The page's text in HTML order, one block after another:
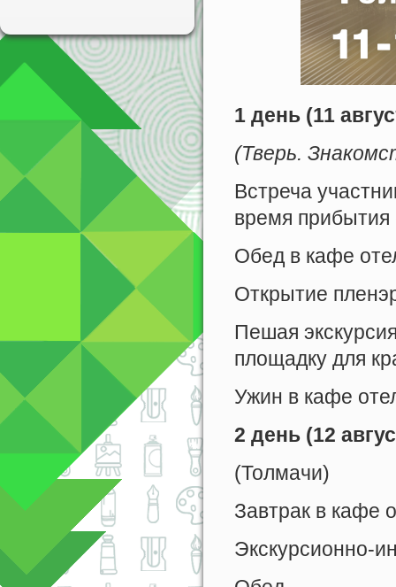
1 день (11
(Тверь.
Встреча
время
Обед в кафе
Открытие
Пешая
площадку для
Ужин в кафе
2 день (12
(Толмачи)
Завтрак в кафе
Экскурсионно-